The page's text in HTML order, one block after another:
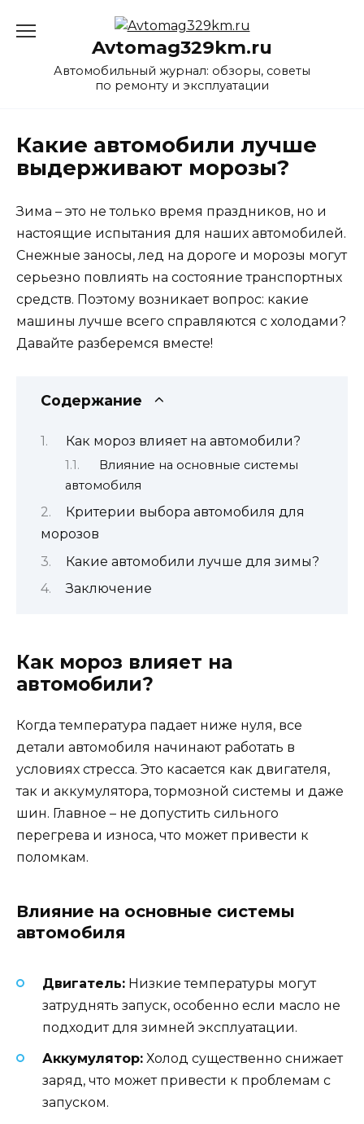
Avtomag329km.ru
Автомобильный журнал: обзоры, советы
по ремонту и эксплуатации
Какие автомобили лучше
выдерживают морозы?
Зима – это не только время праздников, но и
настоящие испытания для наших автомобилей.
Снежные заносы, лед на дороге и морозы могут
серьезно повлиять на состояние транспортных
средств. Поэтому возникает вопрос: какие
машины лучше всего справляются с холодами?
Давайте разберемся вместе!
Содержание
Как мороз влияет на автомобили?
Влияние на основные системы
автомобиля
Критерии выбора автомобиля для
морозов
Какие автомобили лучше для зимы?
Заключение
Как мороз влияет на
автомобили?
Когда температура падает ниже нуля, все
детали автомобиля начинают работать в
условиях стресса. Это касается как двигателя,
так и аккумулятора, тормозной системы и даже
шин. Главное – не допустить сильного
перегрева и износа, что может привести к
поломкам.
Влияние на основные системы
автомобиля
Двигатель: Низкие температуры могут
затруднять запуск, особенно если масло не
подходит для зимней эксплуатации.
Аккумулятор: Холод существенно снижает
заряд, что может привести к проблемам с
запуском.